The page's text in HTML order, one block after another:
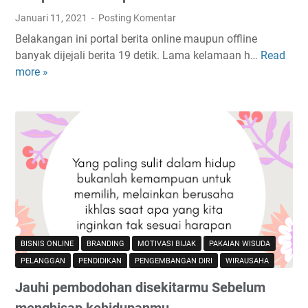
e
B
a
r
t
i
a
n
a
Januari 11, 2021 Posting Komentar
Belakangan ini portal berita online maupun offline
banyak dijejali berita 19 detik. Lama kelamaan h… Read
more »
W
a
d
a
a
d
a
p
t
BISNIS ONLINE BRANDING MOTIVASI BIJAK
PAKAIAN WISUDA
PELANGGAN
PENDIDIKAN PENGEMBANGAN DIRI WIRAUSAHA
Jauhi pembodohan disekitarmu Sebelum